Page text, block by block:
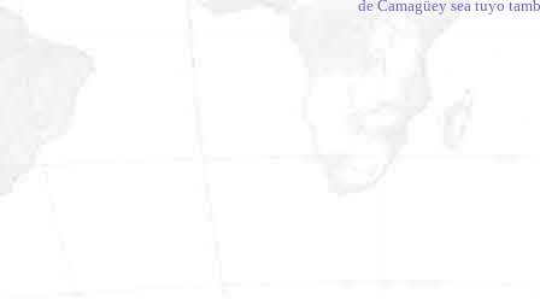
de Camagüey sea tuyo